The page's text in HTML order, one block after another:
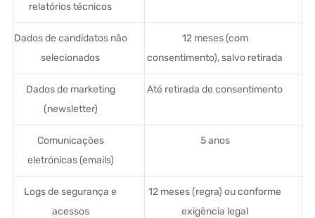
relatórios técnicos
Dados de candidatos não
selecionados
12 meses (com
consentimento), salvo retirada
Dados de marketing
(newsletter)
Até retirada de consentimento
Comunicações
eletrónicas (emails)
5 anos
Logs de segurança e
acessos
12 meses (regra) ou conforme
exigência legal